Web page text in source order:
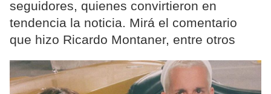
seguidores, quienes convirtieron en
tendencia la noticia. Mirá el comentario
que hizo Ricardo Montaner, entre otros